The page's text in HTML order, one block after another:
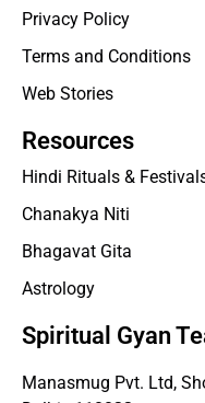
Privacy Policy
Terms and Conditions
Web Stories
Resources
Hindi Rituals &
Chanakya Niti
Bhagavat Gita
Astrology
Spiritual Gyan
Manasmug Pvt. Ltd,